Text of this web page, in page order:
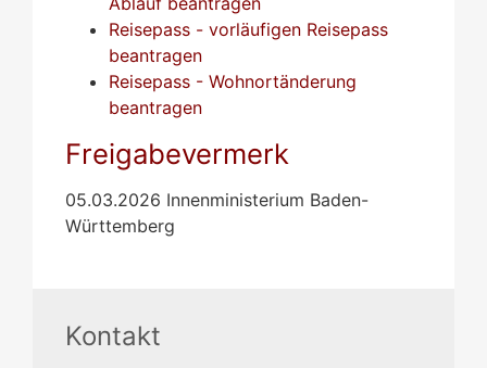
Reisepass - vorläufigen Reisepass
beantragen
Reisepass - Wohnortänderung
beantragen
Freigabevermerk
05.03.2026 Innenministerium Baden-
Württemberg
Kontakt